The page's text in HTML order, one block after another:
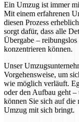
Ein Umzug ist immer
Mit einem erfahrenen
diesen Prozess
sorgt dafür, dass alle
Übergabe –
konzentrieren können.
Unser
Vorgehensweise, um
wie möglich verläuft.
oder den Aufbau geht –
können Sie sich auf die
Umzug mit sich bringt.